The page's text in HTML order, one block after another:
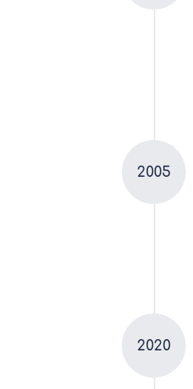
2005
2020